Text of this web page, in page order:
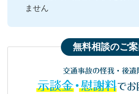
ません
無料相談のご
交通事故の怪我・後遺
示談金・慰謝料でお